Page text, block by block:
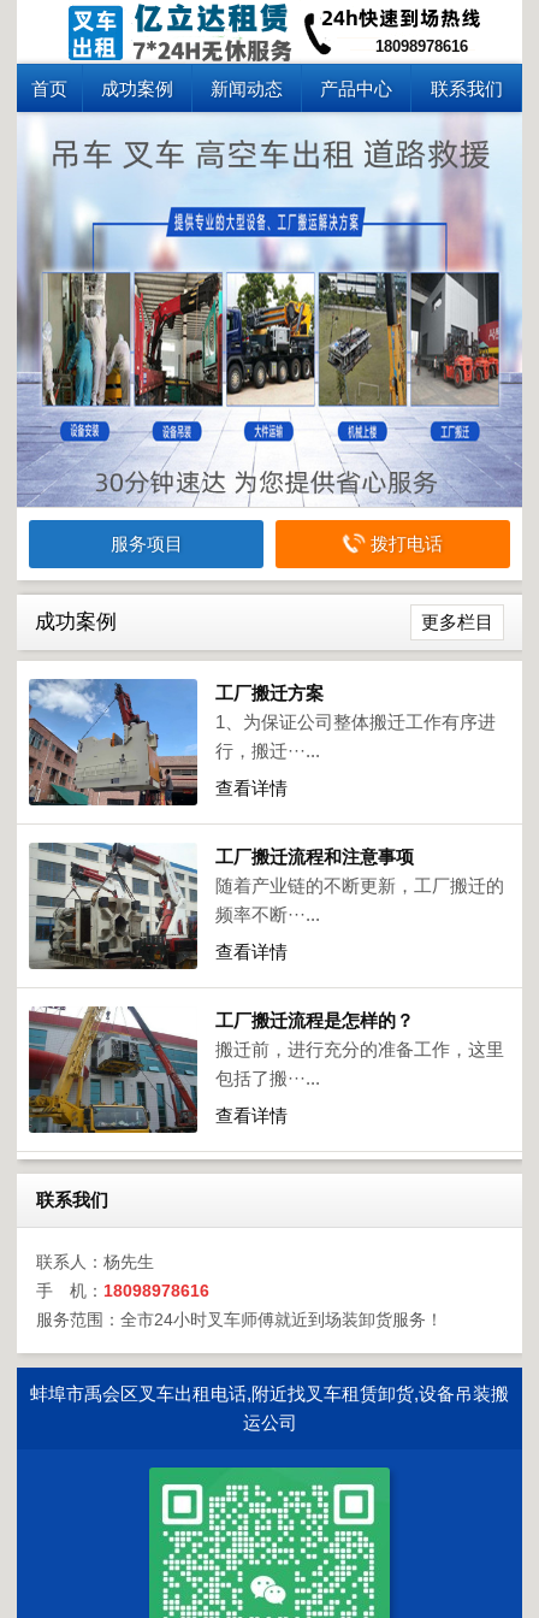
18098978616
首页 成功案例 新闻动态 产品中心 联系我们
服务项目 拨打电话
更多栏目
成功案例
工厂搬迁方案
1、为保证公司整体搬迁工作有序进
行，搬迁···...
查看详情
工厂搬迁流程和注意事项
随着产业链的不断更新，工厂搬迁的
频率不断···...
查看详情
工厂搬迁流程是怎样的？
搬迁前，进行充分的准备工作，这里
包括了搬···...
查看详情
联系我们
联系人：杨先生
手 机： 18098978616
服务范围：全市24小时叉车师傅就近到场装卸货服务！
蚌埠市禹会区叉车出租电话,附近找叉车租赁卸货,设备吊装搬
运公司